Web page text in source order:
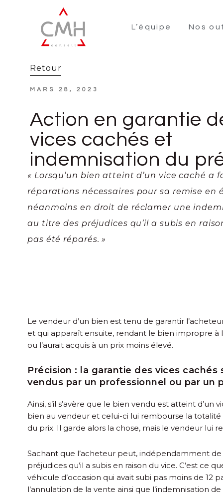
L’équipe Nos
Retour
MARS 28, 2023
Action en garantie
vices cachés et
indemnisation du
« Lorsqu’un bien atteint d’un vice caché a
réparations nécessaires pour sa remise en
néanmoins en droit de réclamer une
au titre des préjudices qu’il a subis en
pas été réparés. »
Le vendeur d’un bien est tenu de garantir
et qui apparaît ensuite, rendant le bien impropre à
ou l’aurait acquis à un prix moins élevé.
Précision : la garantie des vices
vendus par un professionnel ou par un
Ainsi, s’il s’avère que le bien vendu est atteint
bien au vendeur et celui-ci lui rembourse la
du prix. Il garde alors la chose, mais le vendeur lui
Sachant que l’acheteur peut, indépendamment
préjudices qu’il a subis en raison du vice. C’est ce
véhicule d’occasion qui avait subi pas moins de 12
l’annulation de la vente ainsi que l’indemnisation